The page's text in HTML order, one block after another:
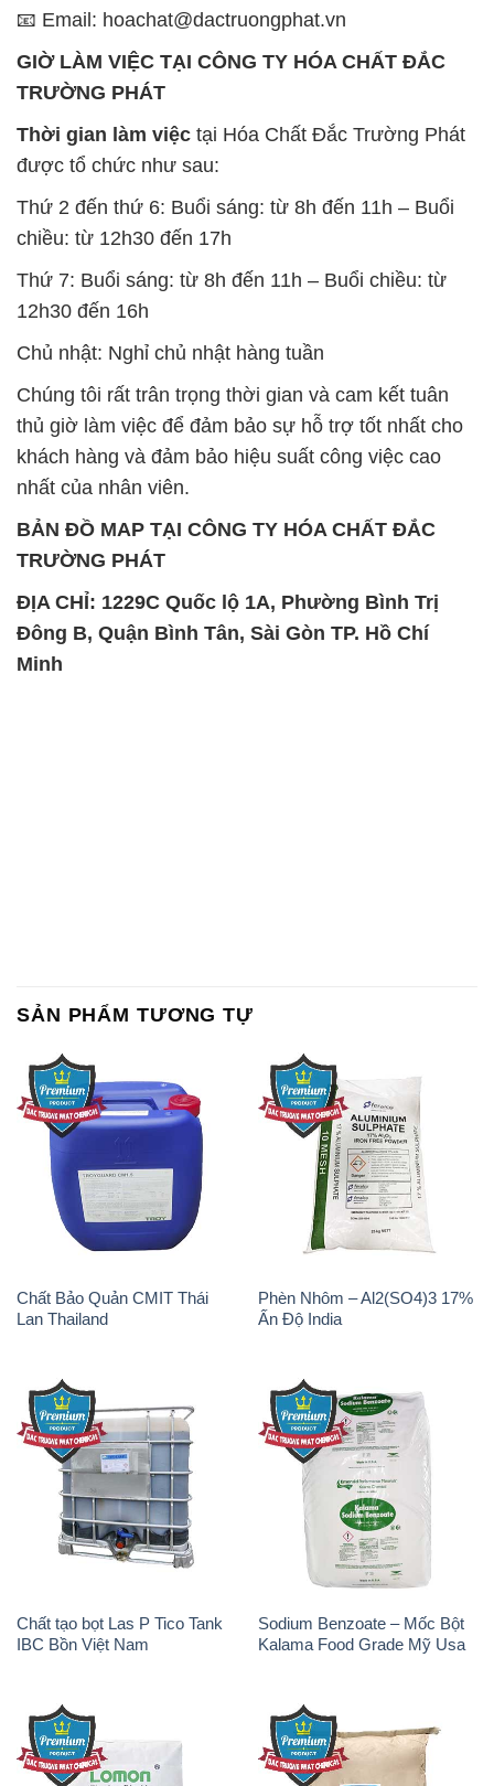
📧 Email: hoachat@dactruongphat.vn
GIỜ LÀM VIỆC TẠI CÔNG TY HÓA CHẤT ĐẮC
TRƯỜNG PHÁT
Thời gian làm việc tại Hóa Chất Đắc Trường Phát
được tổ chức như sau:
Thứ 2 đến thứ 6: Buổi sáng: từ 8h đến 11h – Buổi
chiều: từ 12h30 đến 17h
Thứ 7: Buổi sáng: từ 8h đến 11h – Buổi chiều: từ
12h30 đến 16h
Chủ nhật: Nghỉ chủ nhật hàng tuần
Chúng tôi rất trân trọng thời gian và cam kết tuân
thủ giờ làm việc để đảm bảo sự hỗ trợ tốt nhất cho
khách hàng và đảm bảo hiệu suất công việc cao
nhất của nhân viên.
BẢN ĐỒ MAP TẠI CÔNG TY HÓA CHẤT ĐẮC
TRƯỜNG PHÁT
ĐỊA CHỈ: 1229C Quốc lộ 1A, Phường Bình Trị
Đông B, Quận Bình Tân, Sài Gòn TP. Hồ Chí
Minh
SẢN PHẨM TƯƠNG TỰ
Chất Bảo Quản CMIT Thái
Lan Thailand
Phèn Nhôm – Al2(SO4)3 17%
Ấn Độ India
Chất tạo bọt Las P Tico Tank
IBC Bồn Việt Nam
Sodium Benzoate – Mốc Bột
Kalama Food Grade Mỹ Usa